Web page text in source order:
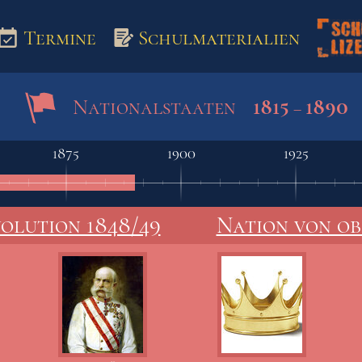
Termine Schulmaterialien
Nationalstaaten 1815 – 1890
1875 1900 1925
1848/49 Nation von